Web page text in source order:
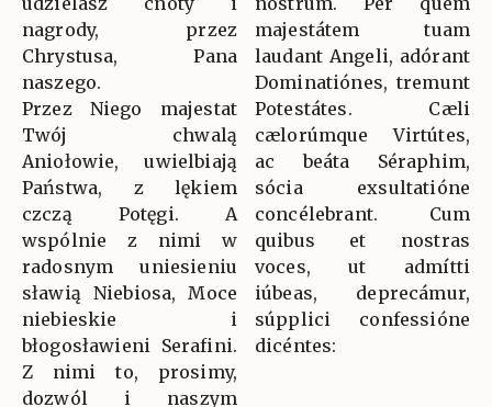
nagrody, przez
Chrystusa, Pana
naszego.
Przez Niego majestat
Twój chwalą
Aniołowie, uwielbiają
Państwa, z lękiem
czczą Potęgi. A
wspólnie z nimi w
radosnym uniesieniu
sławią Niebiosa, Moce
niebieskie i
błogosławieni Serafini.
Z nimi to, prosimy,
dozwól i naszym
majestátem tuam
laudant Angeli, adórant
Dominatiónes, tremunt
Potestátes. Cæli
cælorúmque Virtútes,
ac beáta Séraphim,
sócia exsultatióne
concélebrant. Cum
quibus et nostras
voces, ut admítti
iúbeas, deprecámur,
súpplici confessióne
dicéntes: